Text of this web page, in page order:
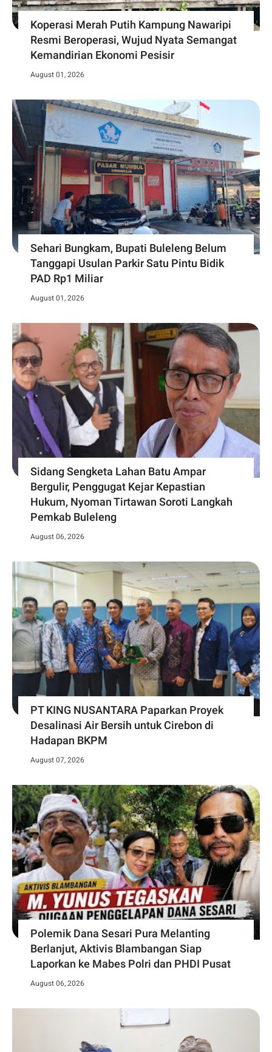
Koperasi Merah Putih Kampung Nawaripi
Resmi Beroperasi, Wujud Nyata Semangat
Kemandirian Ekonomi Pesisir
August 01, 2026
Sehari Bungkam, Bupati Buleleng Belum
Tanggapi Usulan Parkir Satu Pintu Bidik
PAD Rp1 Miliar
August 01, 2026
Sidang Sengketa Lahan Batu Ampar
Bergulir, Penggugat Kejar Kepastian
Hukum, Nyoman Tirtawan Soroti Langkah
Pemkab Buleleng
August 06, 2026
PT KING NUSANTARA Paparkan Proyek
Desalinasi Air Bersih untuk Cirebon di
Hadapan BKPM
August 07, 2026
Polemik Dana Sesari Pura Melanting
Berlanjut, Aktivis Blambangan Siap
Laporkan ke Mabes Polri dan PHDI Pusat
August 06, 2026